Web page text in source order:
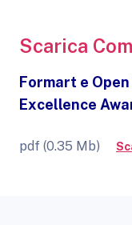
Scarica
Formart e
Excellence
pdf (0.35 Mb)